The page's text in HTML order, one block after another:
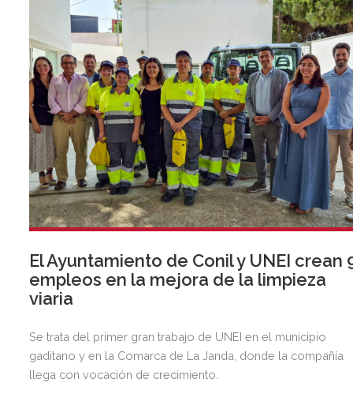
El Ayuntamiento de Conil y UNEI crean
empleos en la mejora de la limpieza
viaria
Se trata del primer gran trabajo de UNEI en el municipio
gaditano y en la Comarca de La Janda, donde la compañía
llega con vocación de crecimiento.